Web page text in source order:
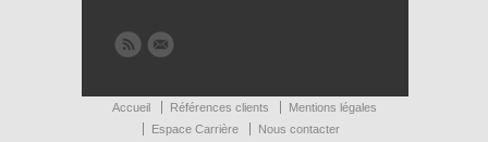
Accueil Références clients
Mentions légales
Espace Carrière
Nous contacter